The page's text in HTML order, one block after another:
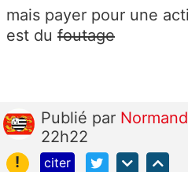
mais payer pour une
est du foutage
Publié par
22h22
!
citer